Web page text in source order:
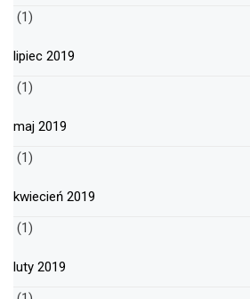
(1)
lipiec 2019
(1)
maj 2019
(1)
kwiecień 2019
(1)
luty 2019